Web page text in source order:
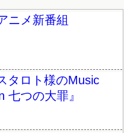
ニメ新番組
タロト様のMusic
七つの大罪』